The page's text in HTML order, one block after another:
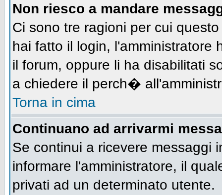
Non riesco a mandare
Ci sono tre ragioni per cui
hai fatto il login, l'amministratore
il forum, oppure li ha disabilitati
a chiedere il perch�
Torna in cima
Continuano ad arrivarmi
Se continui a ricevere messaggi
informare l'amministratore, il
privati ad un determinato utente.